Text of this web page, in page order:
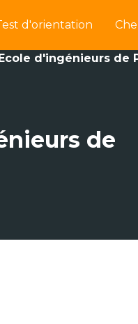
d'orientation
d'ingénieurs de
de